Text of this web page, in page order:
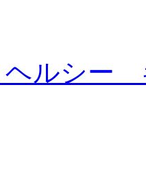
ヘルシー